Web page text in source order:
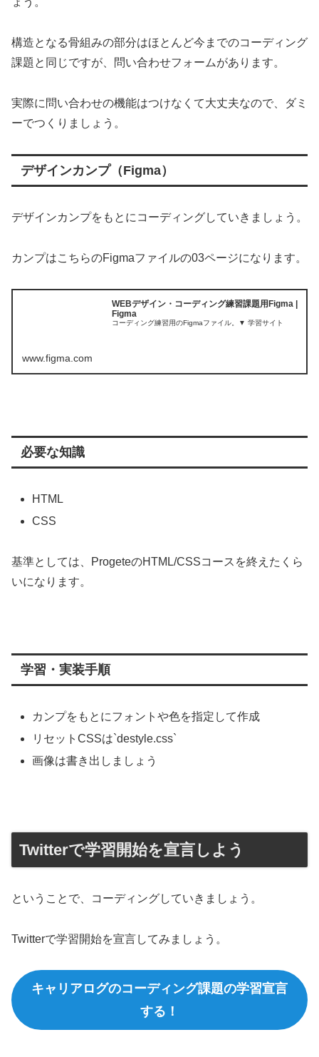
構造となる骨組みの部分はほとんど今までのコーディング
課題と同じですが、問い合わせフォームがあります。
実際に問い合わせの機能はつけなくて大丈夫なので、ダミ
ーでつくりましょう。
デザインカンプ（Figma）
デザインカンプをもとにコーディングしていきましょう。
カンプはこちらのFigmaファイルの03ページになります。
WEBデザイン・コーディング練習課題用Figma |
Figma
コーディング練習用のFigmaファイル。▼ 学習サイト
www.figma.com
必要な知識
HTML
CSS
基準としては、ProgeteのHTML/CSSコースを終えたくら
いになります。
学習・実装手順
カンプをもとにフォントや色を指定して作成
リセットCSSは`destyle.css`
画像は書き出しましょう
Twitterで学習開始を宣言しよう
ということで、コーディングしていきましょう。
Twitterで学習開始を宣言してみましょう。
キャリアログのコーディング課題の学習宣言
する！